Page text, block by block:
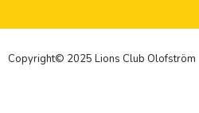
Copyright© 2025 Lions Club Olofström